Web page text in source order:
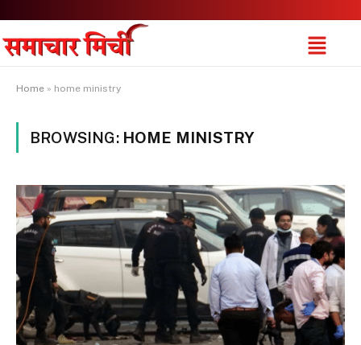
Home » home ministry
BROWSING: HOME MINISTRY